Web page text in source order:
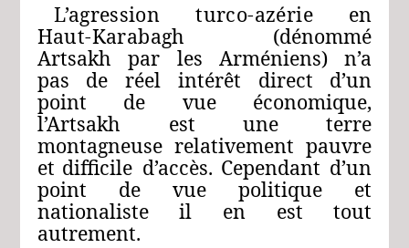
L’agression
turco-azérie
en
Haut-Karabagh
(dénommé
Artsakh
par les Arméniens)
n’a
pas
de réel intérêt direct
d’un
point
de vue
économique,
l’Artsakh
est une
terre
montagneuse relativement pauvre
et difficile d’accès. Cependant d’un
point
de vue politique
et
nationaliste il en est tout
autrement.